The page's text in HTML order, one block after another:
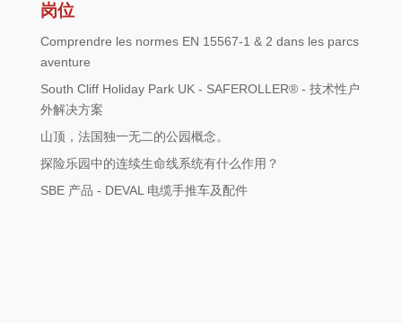
岗位
Comprendre les normes EN 15567-1 & 2 dans les parcs
aventure
South Cliff Holiday Park UK - SAFEROLLER® - 技术性户
外解决方案
山顶，法国独一无二的公园概念。
探险乐园中的连续生命线系统有什么作用？
SBE 产品 - DEVAL 电缆手推车及配件